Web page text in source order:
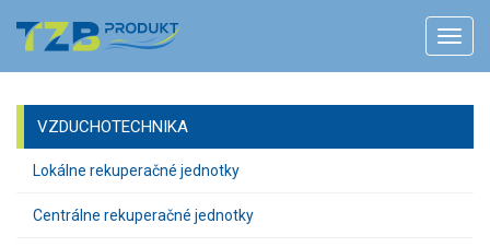
VZDUCHOTECHNIKA
Lokálne rekuperačné jednotky
Centrálne rekuperačné jednotky